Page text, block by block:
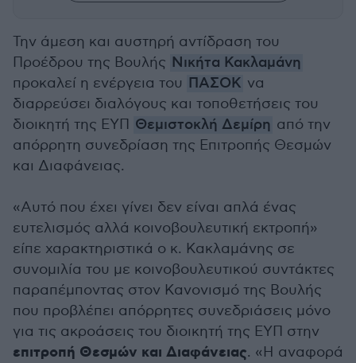
Την άμεση και αυστηρή αντίδραση του
Προέδρου της Βουλής Νικήτα Κακλαμάνη
προκαλεί η ενέργεια του ΠΑΣΟΚ να
διαρρεύσει διαλόγους και τοποθετήσεις του
διοικητή της ΕΥΠ Θεμιστοκλή Δεμίρη από την
απόρρητη συνεδρίαση της Επιτροπής Θεσμών
και Διαφάνειας.
«Αυτό που έχει γίνει δεν είναι απλά ένας
ευτελισμός αλλά κοινοβουλευτική εκτροπή»
είπε χαρακτηριστικά ο κ. Κακλαμάνης σε
συνομιλία του με κοινοβουλευτικού συντάκτες
παραπέμποντας στον Κανονισμό της Βουλής
που προβλέπει απόρρητες συνεδριάσεις μόνο
για τις ακροάσεις του διοικητή της ΕΥΠ στην
επιτροπή Θεσμών και Διαφάνειας. «Η αναφορά